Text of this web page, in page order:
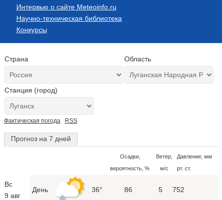
Интервью о сайте Meteoinfo.ru
Научно-техническая библиотека
Конкурсы
Страна Область
Станция (город)
Фактическая погода RSS
Прогноз на 7 дней
Осадки,
вероятность, %
Ветер,
м/с
Давление, мм
рт. ст.
Вс
9 авг
День 36° 86 5 752